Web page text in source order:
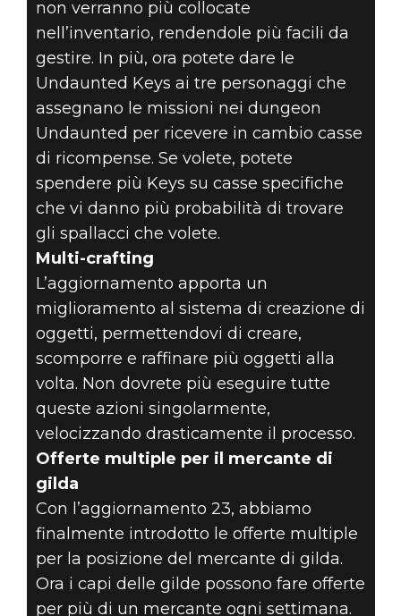
non verranno più collocate
nell’inventario, rendendole più facili da
gestire. In più, ora potete dare le
Undaunted Keys ai tre personaggi che
assegnano le missioni nei dungeon
Undaunted per ricevere in cambio casse
di ricompense. Se volete, potete
spendere più Keys su casse specifiche
che vi danno più probabilità di trovare
gli spallacci che volete.
Multi-crafting
L’aggiornamento apporta un
miglioramento al sistema di creazione di
oggetti, permettendovi di creare,
scomporre e raffinare più oggetti alla
volta. Non dovrete più eseguire tutte
queste azioni singolarmente,
velocizzando drasticamente il processo.
Offerte multiple per il mercante di
gilda
Con l’aggiornamento 23, abbiamo
finalmente introdotto le offerte multiple
per la posizione del mercante di gilda.
Ora i capi delle gilde possono fare offerte
per più di un mercante ogni settimana.